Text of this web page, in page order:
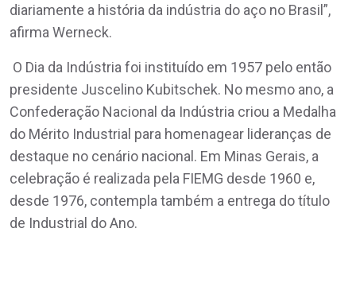
diariamente a história da indústria do aço no Brasil”,
afirma Werneck.
O Dia da Indústria foi instituído em 1957 pelo então
presidente Juscelino Kubitschek. No mesmo ano, a
Confederação Nacional da Indústria criou a Medalha
do Mérito Industrial para homenagear lideranças de
destaque no cenário nacional. Em Minas Gerais, a
celebração é realizada pela FIEMG desde 1960 e,
desde 1976, contempla também a entrega do título
de Industrial do Ano.